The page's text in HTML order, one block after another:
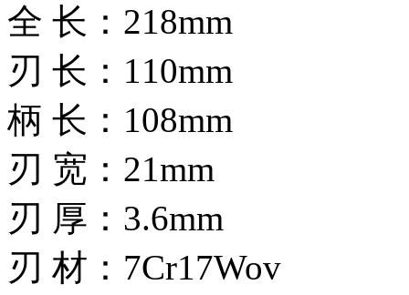
全 长：218mm
刃 长：110mm
柄 长：108mm
刃 宽：21mm
刃 厚：3.6mm
刃 材：7Cr17Wov